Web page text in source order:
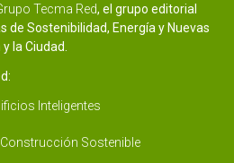
Tecma Red, el grupo editorial
de Sostenibilidad, Energía y Nuevas
la Ciudad.
Inteligentes
Construcción Sostenible